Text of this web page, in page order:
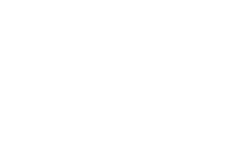
on nähtavate oksakohtadega
annab kuusepuidule
vastupidavuse ning lisaks
tuleb jälgida, et laua